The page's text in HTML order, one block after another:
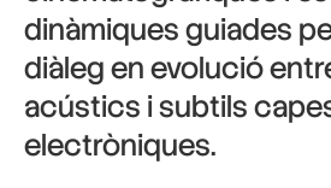
dinàmiques guiades
diàleg en evolució
acústics i subtils
electròniques.